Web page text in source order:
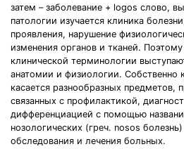
затем – заболевание + logos слово,
патологии изучается клиника
проявления, нарушение
изменения органов и тканей.
клинической терминологии
анатомии и физиологии. Собственно
касается разнообразных предметов,
связанных с профилактикой,
дифференциацией с помощью
нозологических (греч. nosos
обследования и лечения больных.